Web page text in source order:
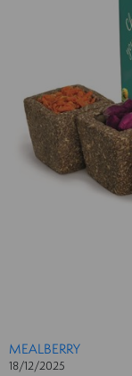
MEALBERRY
18/12/2025